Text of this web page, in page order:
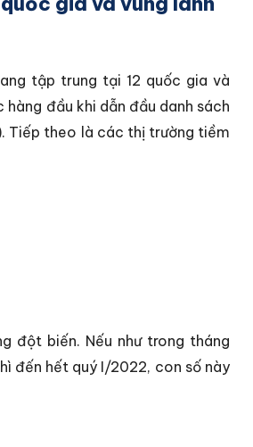
tập trung tại 12 quốc gia và
đầu khi dẫn đầu danh sách
Tiếp theo là các thị trường tiềm
đột biến. Nếu như trong tháng
đến hết quý I/2022, con số này